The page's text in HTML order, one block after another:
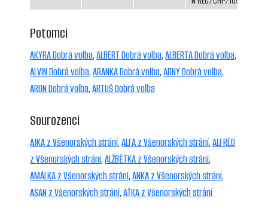
Potomci
AKYRA Dobrá volba,ALBERT Dobrá volba,ALBERTA Dobrá volba,
ALVIN Dobrá volba,ARANKA Dobrá volba,ARNY Dobrá volba,
ARON Dobrá volba,ARTUŠ Dobrá volba
Sourozenci
AJKA z Všenorských strání,ALFA z Všenorských strání,ALFRÉD
z Všenorských strání,ALŽBĚTKA z Všenorských strání,
AMÁLKA z Všenorských strání,ANKA z Všenorských strání,
ASAN z Všenorských strání,AŤKA z Všenorských strání